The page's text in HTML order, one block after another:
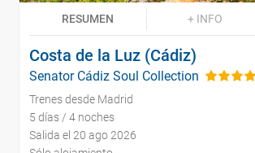
RESUMEN + INFO
Costa de la Luz (Cádiz)
Senator Cádiz Soul Collection
Trenes desde Madrid
5 días / 4 noches
Salida el 20 ago 2026